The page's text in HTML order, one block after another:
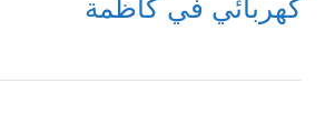
كهربائي في كاظمة